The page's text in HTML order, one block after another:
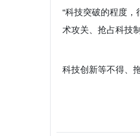
“科技突破的程度
术攻关、抢占科技
科技创新等不得、